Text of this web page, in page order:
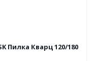
Пилка Кварц 120/180